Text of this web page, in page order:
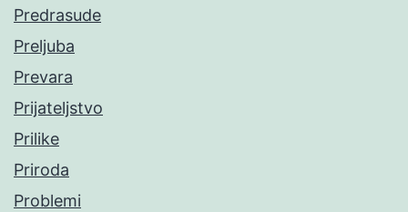
Predrasude
Preljuba
Prevara
Prijateljstvo
Prilike
Priroda
Problemi